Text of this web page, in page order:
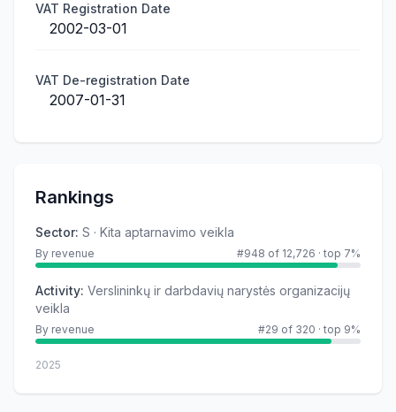
VAT Registration Date
2002-03-01
VAT De-registration Date
2007-01-31
Rankings
Sector: S · Kita aptarnavimo veikla
By revenue #948 of 12,726 · top 7%
Activity: Verslininkų ir darbdavių narystės organizacijų
veikla
By revenue #29 of 320 · top 9%
2025